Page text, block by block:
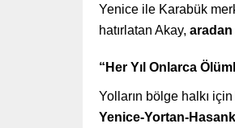
Yenice ile Karabük
hatırlatan Akay, aradan
“Her Yıl Onlarca
Yolların bölge halkı
Yenice-Yortan-